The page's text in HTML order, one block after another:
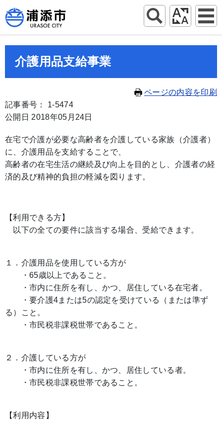
介護用品支給事業
ページの内容を印刷
記事番号： 1-5474
公開日 2018年05月24日
在宅で介護が必要な高齢者を介護している家族（介護者）
に、介護用品を支給することで、
高齢者の在宅生活の継続及び向上を目的とし、介護者の経
済的及び精神的負担の軽減を図ります。
【利用できる方】
以下の全ての要件に該当する場合、受給できます。
１．介護用品を使用している方が
・65歳以上であること。
・市内に住所を有し、かつ、居住している在宅者。
・要介護4または5の認定を受けている（または準ず
る）こと。
・市民税非課税世帯であること。
２．介護している方が
・市内に住所を有し、かつ、居住している者。
・市民税非課税世帯であること。
【利用内容】